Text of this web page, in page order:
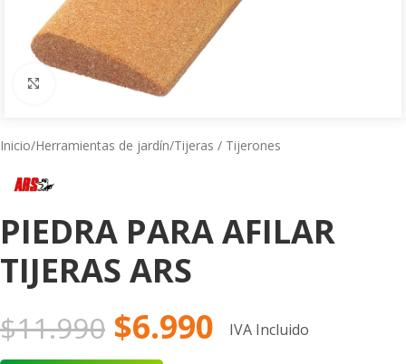
Click to enlarge
Inicio/Herramientas de jardín/Tijeras / Tijerones
PIEDRA PARA AFILAR
TIJERAS ARS
$11.990 $6.990 IVA Incluido